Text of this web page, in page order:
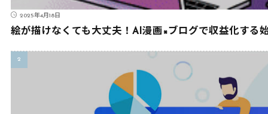
2025年4月18日
絵が描けなくても大丈夫！AI漫画×ブログで収益化する